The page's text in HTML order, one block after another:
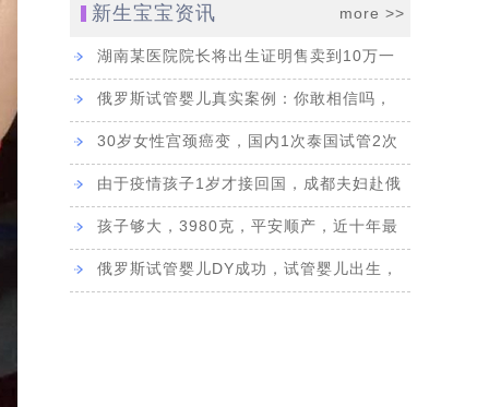
[2023-06-13]
07]
28]
新生宝宝资讯 more >>
湖南某医院院长将出生证明售卖到10万一
张，为生一孩子...
俄罗斯试管婴儿真实案例：你敢相信吗，
46岁了还能自怀...
30岁女性宫颈癌变，国内1次泰国试管2次
均失败，赴俄罗...
由于疫情孩子1岁才接回国，成都夫妇赴俄
罗斯DY生子历...
孩子够大，3980克，平安顺产，近十年最
完美的生产，祝...
俄罗斯试管婴儿DY成功，试管婴儿出生，